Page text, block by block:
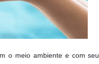
o meio ambiente e com seu